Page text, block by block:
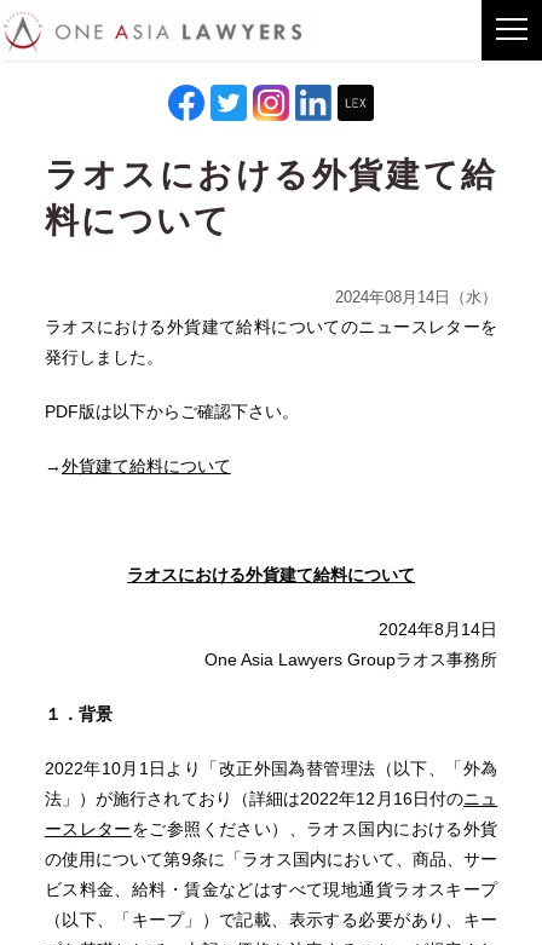
ラオスにおける外貨建て給
料について
2024年08月14日（水）
ラオスにおける外貨建て給料についてのニュースレターを
発行しました。
PDF版は以下からご確認下さい。
→外貨建て給料について
ラオスにおける外貨建て給料について
2024年8月14日
One Asia Lawyers Groupラオス事務所
１．背景
2022年10月1日より「改正外国為替管理法（以下、「外為
法」）が施行されており（詳細は2022年12月16日付のニュ
ースレターをご参照ください）、ラオス国内における外貨
の使用について第9条に「ラオス国内において、商品、サー
ビス料金、給料・賃金などはすべて現地通貨ラオスキープ
（以下、「キープ」）で記載、表示する必要があり、キー